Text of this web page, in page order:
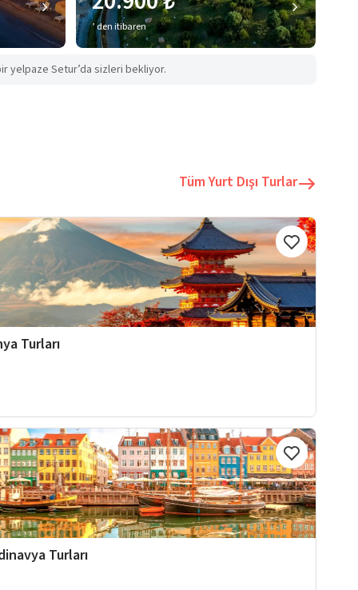
’ den itibaren
yelpaze Setur’da sizleri bekliyor.
Tüm Yurt Dışı Turlar
Turları
Turları